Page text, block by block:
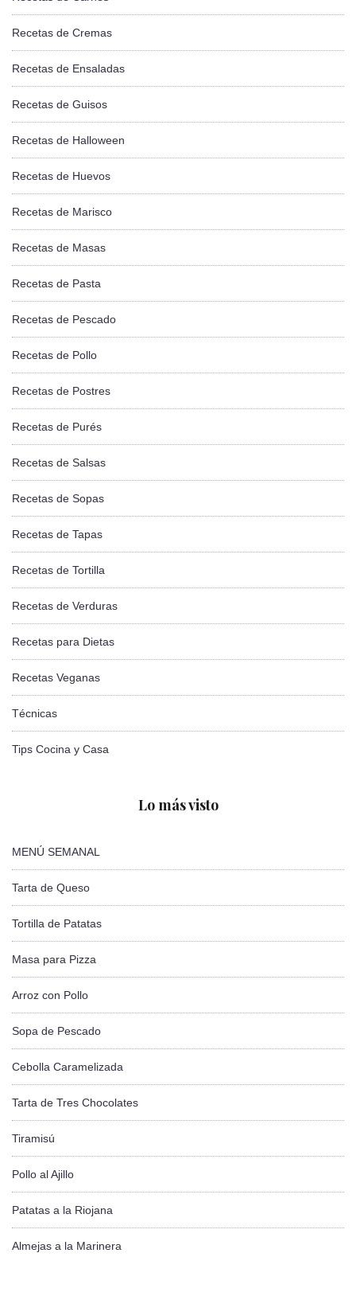
Recetas de Cremas
Recetas de Ensaladas
Recetas de Guisos
Recetas de Halloween
Recetas de Huevos
Recetas de Marisco
Recetas de Masas
Recetas de Pasta
Recetas de Pescado
Recetas de Pollo
Recetas de Postres
Recetas de Purés
Recetas de Salsas
Recetas de Sopas
Recetas de Tapas
Recetas de Tortilla
Recetas de Verduras
Recetas para Dietas
Recetas Veganas
Técnicas
Tips Cocina y Casa
Lo más visto
MENÚ SEMANAL
Tarta de Queso
Tortilla de Patatas
Masa para Pizza
Arroz con Pollo
Sopa de Pescado
Cebolla Caramelizada
Tarta de Tres Chocolates
Tiramisú
Pollo al Ajillo
Patatas a la Riojana
Almejas a la Marinera